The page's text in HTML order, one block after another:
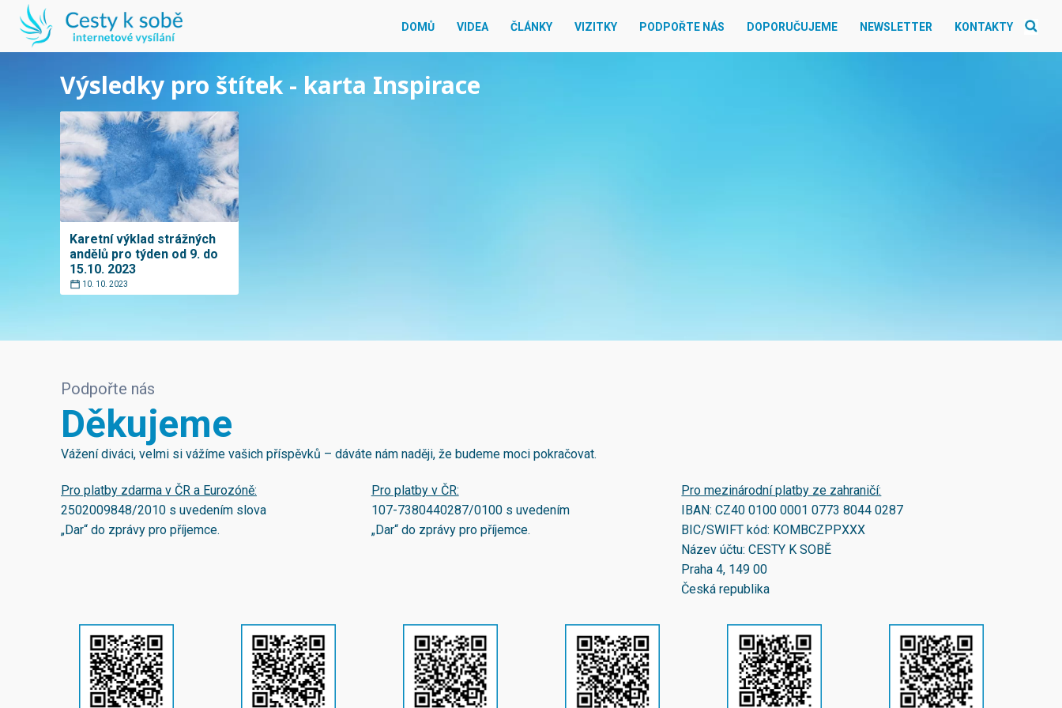
DOMŮ VIDEA ČLÁNKY VIZITKY PODPOŘTE NÁS DOPORUČUJEME NEWSLETTER KONTAKTY
Výsledky pro štítek - karta Inspirace
Karetní výklad strážných
andělů pro týden od 9. do
15.10. 2023
10. 10. 2023
Podpořte nás
Děkujeme
Vážení diváci, velmi si vážíme vašich příspěvků – dáváte nám naději, že budeme moci pokračovat.
Pro platby zdarma v ČR a Eurozóně:
2502009848/2010 s uvedením slova
„Dar“ do zprávy pro příjemce.
Pro platby v ČR:
107-7380440287/0100s uvedením
„Dar“ do zprávy pro příjemce.
Pro mezinárodní platby ze zahraničí:
IBAN:CZ40 0100 0001 0773 8044 0287
BIC/SWIFT kód: KOMBCZPPXXX
Název účtu: CESTY K SOBĚ
Praha 4, 149 00
Česká republika